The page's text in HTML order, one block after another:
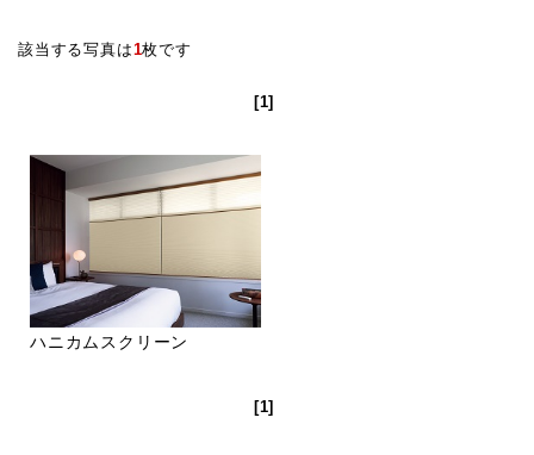
該当する写真は1枚です
[1]
ハニカムスクリーン
[1]